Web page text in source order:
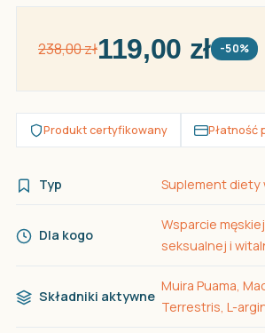
238,00 zł119,00 zł -50%
Produkt certyfikowany Płatność
Typ Suplement diety
Dla kogo
Wsparcie
seksualnej i
Składniki aktywne
Muira Puama,
Terrestris, L-